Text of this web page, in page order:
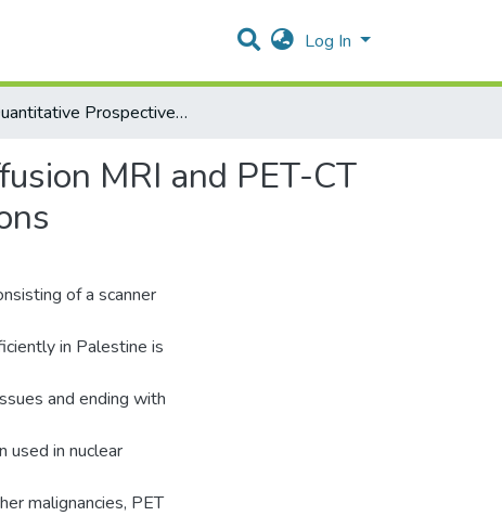
Log In
A Quantitative Prospective Study for Whole Body- Diffusion MRI and PET-CT in Detection of Primary and Metastatic Malignant Lesions
MRI and PET-CT
of a scanner
in Palestine is
and ending with
used in nuclear
malignancies, PET